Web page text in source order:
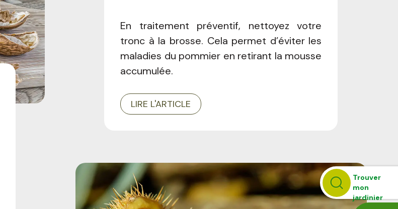
Trouver
mon
jardinier
En traitement préventif, nettoyez votre
tronc à la brosse. Cela permet d’éviter les
maladies du pommier en retirant la mousse
accumulée.
LIRE L'ARTICLE